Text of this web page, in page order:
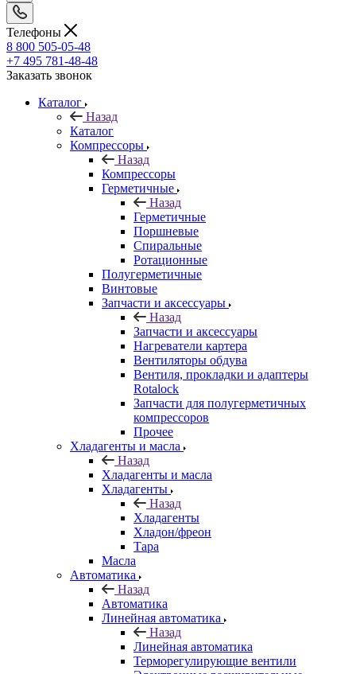
Телефоны
8 800 505-05-48
+7 495 781-48-48
Заказать звонок
Каталог
Назад
Каталог
Компрессоры
Назад
Компрессоры
Герметичные
Назад
Герметичные
Поршневые
Спиральные
Ротационные
Полугерметичные
Винтовые
Запчасти и аксессуары
Назад
Запчасти и аксессуары
Нагреватели картера
Вентиляторы обдува
Вентиля, прокладки и адаптеры
Rotalock
Запчасти для полугерметичных
компрессоров
Прочее
Хладагенты и масла
Назад
Хладагенты и масла
Хладагенты
Назад
Хладагенты
Хладон/фреон
Тара
Масла
Автоматика
Назад
Автоматика
Линейная автоматика
Назад
Линейная автоматика
Терморегулирующие вентили